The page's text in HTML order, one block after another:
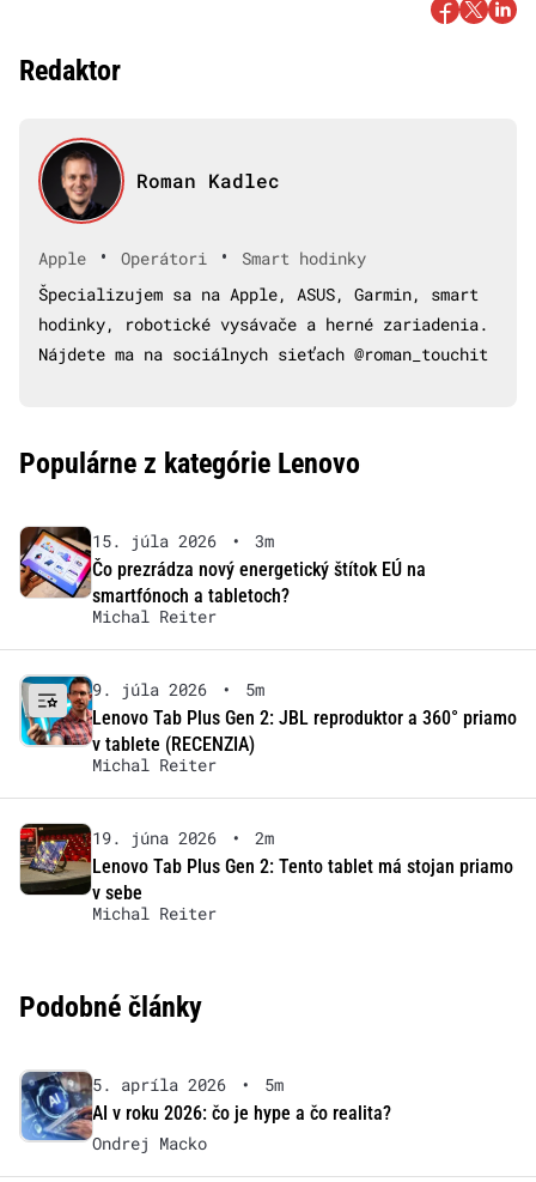
Redaktor
Roman Kadlec
Apple • Operátori •
Smart hodinky
Špecializujem sa na Apple, ASUS, Garmin, smart
hodinky, robotické vysávače a herné zariadenia.
Nájdete ma na sociálnych sieťach @roman_touchit
Populárne z kategórie Lenovo
15. júla 2026 •
3m
Čo prezrádza nový energetický štítok EÚ na
smartfónoch a tabletoch?
Michal Reiter
9. júla 2026 •
5m
Lenovo Tab Plus Gen 2: JBL reproduktor a 360° priamo
v tablete (RECENZIA)
Michal Reiter
19. júna 2026 •
2m
Lenovo Tab Plus Gen 2: Tento tablet má stojan priamo
v sebe
Michal Reiter
Podobné články
5. apríla 2026 •
5m
AI v roku 2026: čo je hype a čo realita?
Ondrej Macko